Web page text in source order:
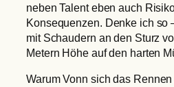
neben Talent eben auch
Konsequenzen. Denke ich so
mit Schaudern an den Sturz
Metern Höhe auf den harten
Warum Vonn sich das Rennen